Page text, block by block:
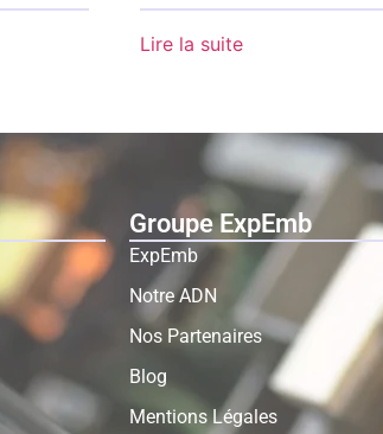
Lire la suite
Groupe ExpEmb
ExpEmb
Notre ADN
Nos Partenaires
Blog
Mentions Légales